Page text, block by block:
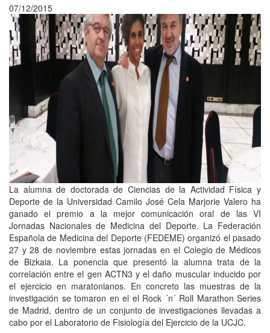
07/12/2015
La alumna de doctorada de Ciencias de la Actividad Física y
Deporte de la Universidad Camilo José Cela Marjorie Valero ha
ganado el premio a la mejor comunicación oral de las VI
Jornadas Nacionales de Medicina del Deporte. La Federación
Española de Medicina del Deporte (FEDEME) organizó el pasado
27 y 28 de noviembre estas jornadas en el Colegio de Médicos
de Bizkaia. La ponencia que presentó la alumna trata de la
correlación entre el gen ACTN3 y el daño muscular inducido por
el ejercicio en maratonianos. En concreto las muestras de la
investigación se tomaron en el el Rock ´n´ Roll Marathon Series
de Madrid, dentro de un conjunto de investigaciones llevadas a
cabo por el Laboratorio de Fisiología del Ejercicio de la UCJC.